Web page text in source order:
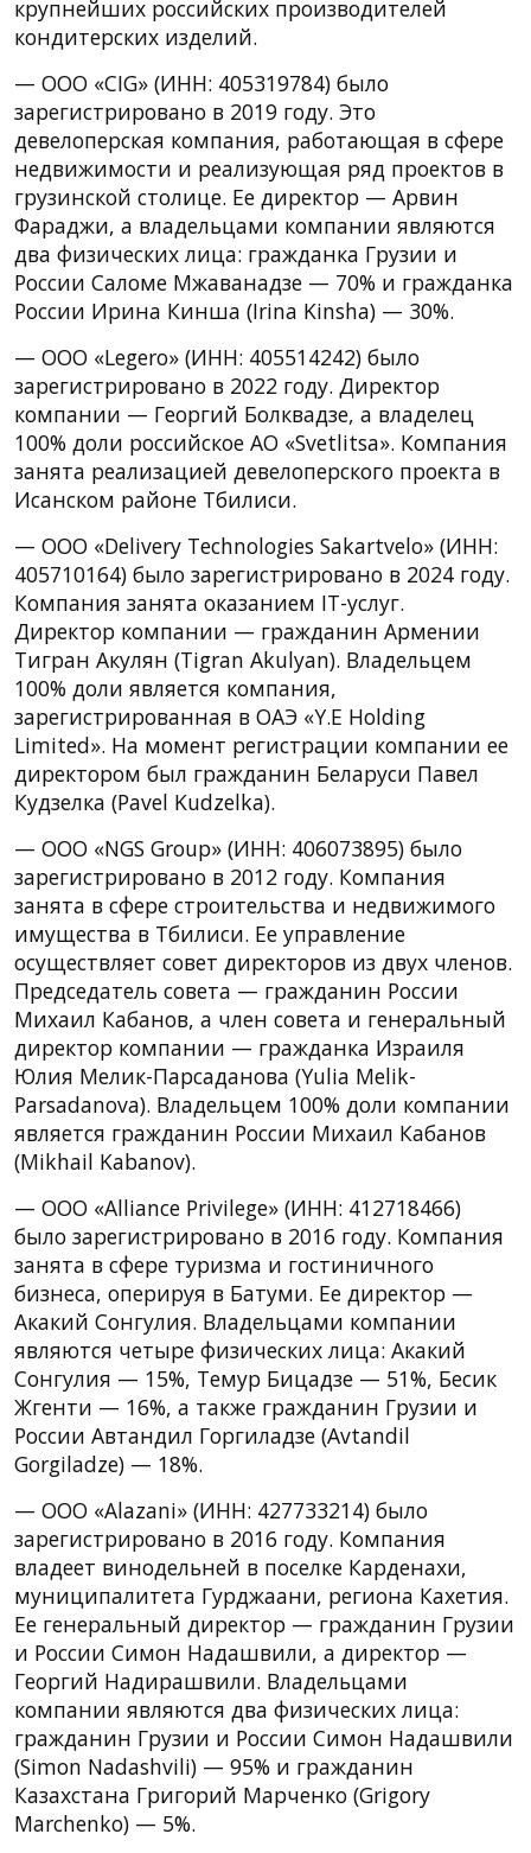
крупнейших российских производителей
кондитерских изделий.
— ООО «CIG» (ИНН: 405319784) было
зарегистрировано в 2019 году. Это
девелоперская компания, работающая в сфере
недвижимости и реализующая ряд проектов в
грузинской столице. Ее директор — Арвин
Фараджи, а владельцами компании являются
два физических лица: гражданка Грузии и
России Саломе Мжаванадзе — 70% и гражданка
России Ирина Кинша (Irina Kinsha) — 30%.
— ООО «Legero» (ИНН: 405514242) было
зарегистрировано в 2022 году. Директор
компании — Георгий Болквадзе, а владелец
100% доли российское АО «Svetlitsa». Компания
занята реализацией девелоперского проекта в
Исанском районе Тбилиси.
— ООО «Delivery Technologies Sakartvelo» (ИНН:
405710164) было зарегистрировано в 2024 году.
Компания занята оказанием IT-услуг.
Директор компании — гражданин Армении
Тигран Акулян (Tigran Akulyan). Владельцем
100% доли является компания,
зарегистрированная в ОАЭ «Y.E Holding
Limited». На момент регистрации компании ее
директором был гражданин Беларуси Павел
Кудзелка (Pavel Kudzelka).
— ООО «NGS Group» (ИНН: 406073895) было
зарегистрировано в 2012 году. Компания
занята в сфере строительства и недвижимого
имущества в Тбилиси. Ее управление
осуществляет совет директоров из двух членов.
Председатель совета — гражданин России
Михаил Кабанов, а член совета и генеральный
директор компании — гражданка Израиля
Юлия Мелик-Парсаданова (Yulia Melik-
Parsadanova). Владельцем 100% доли компании
является гражданин России Михаил Кабанов
(Mikhail Kabanov).
— ООО «Alliance Privilege» (ИНН: 412718466)
было зарегистрировано в 2016 году. Компания
занята в сфере туризма и гостиничного
бизнеса, оперируя в Батуми. Ее директор —
Акакий Сонгулия. Владельцами компании
являются четыре физических лица: Акакий
Сонгулия — 15%, Темур Бицадзе — 51%, Бесик
Жгенти — 16%, а также гражданин Грузии и
России Автандил Горгиладзе (Avtandil
Gorgiladze) — 18%.
— ООО «Alazani» (ИНН: 427733214) было
зарегистрировано в 2016 году. Компания
владеет винодельней в поселке Карденахи,
муниципалитета Гурджаани, региона Кахетия.
Ее генеральный директор — гражданин Грузии
и России Симон Надашвили, а директор —
Георгий Надирашвили. Владельцами
компании являются два физических лица:
гражданин Грузии и России Симон Надашвили
(Simon Nadashvili) — 95% и гражданин
Казахстана Григорий Марченко (Grigory
Marchenko) — 5%.